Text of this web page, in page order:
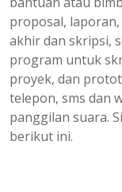
proposal,
akhir dan skripsi,
program untuk
proyek, dan
telepon, sms dan
panggilan suara.
berikut ini.